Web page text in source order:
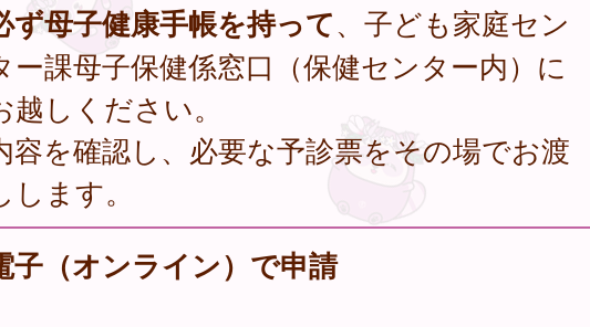
ず母子健康手帳を持って、子ども家庭セン
ー課母子保健係窓口（保健センター内）に
越しください。
容を確認し、必要な予診票をその場でお渡
します。
子（オンライン）で申請